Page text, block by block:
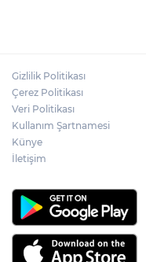
Yapay
Gizlilik Politikası
Çerez Politikası
Veri Politikası
Kullanım Şartnamesi
Künye
İletişim